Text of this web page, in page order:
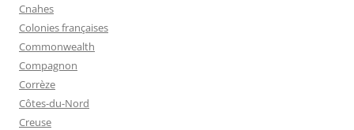
Cnahes
Colonies françaises
Commonwealth
Compagnon
Corrèze
Côtes-du-Nord
Creuse